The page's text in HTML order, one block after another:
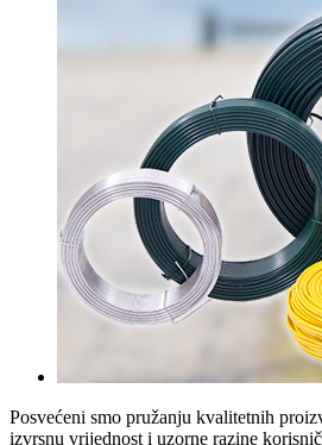
Posvećeni smo pružanju kvalitetnih
izvrsnu vrijednost i uzorne razine